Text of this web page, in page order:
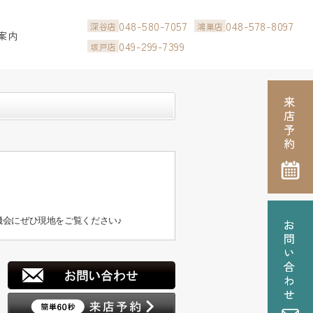
内
深谷店 048-580-7057 鴻巣店 048-578-8097
坂戸店 049-299-7399
にぜひ現地をご覧ください♪